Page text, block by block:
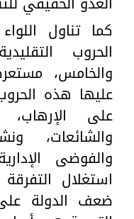
كما تناول
الحروب
والخامس،
عليها هذه
على
والشائعات،
والفوضى
استغلال
ضعف الدولة على